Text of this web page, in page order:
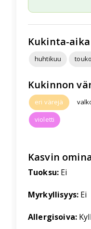
Kukinta-aika
huhtikuu
Kukinnon
eri värejä
violetti
Kasvin
Tuoksu: Ei
Myrkyllisyys: Ei
Allergisoiva: